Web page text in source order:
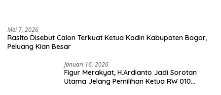
Mei 7, 2026
Rasito Disebut Calon Terkuat Ketua Kadin Kabupaten Bogor,
Peluang Kian Besar
Januari 16, 2026
Figur Merakyat, H.Ardianto Jadi Sorotan
Utama Jelang Pemilihan Ketua RW 010